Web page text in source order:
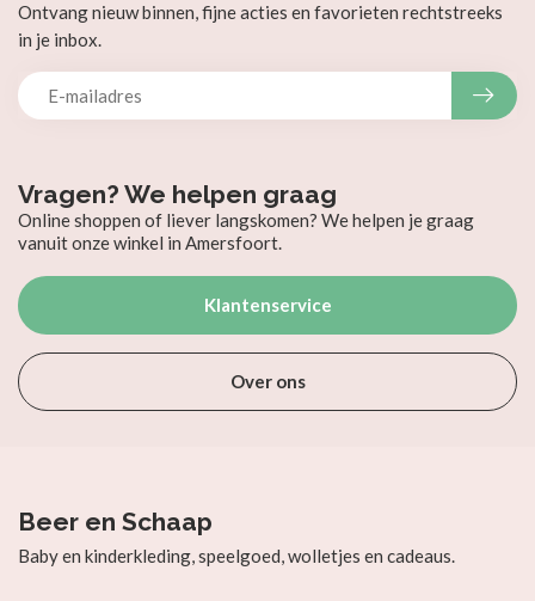
Vragen? We helpen graag
Online shoppen of liever langskomen? We helpen je graag
vanuit onze winkel in Amersfoort.
Klantenservice
Over ons
Ontvang nieuw binnen, fijne acties en favorieten rechtstreeks
in je inbox.
Beer en Schaap
Baby en kinderkleding, speelgoed, wolletjes en cadeaus.